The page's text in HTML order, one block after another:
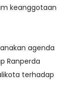
keanggotaan
agenda
Ranperda
terhadap